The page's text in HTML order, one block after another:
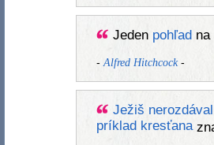
Jeden pohľadna
- Alfred Hitchcock-
Ježiš nerozdával
príklad kresťana